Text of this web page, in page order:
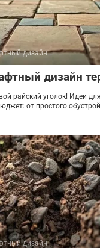
дизайн
дизайн
райский уголок! Идеи
от простого
дизайн